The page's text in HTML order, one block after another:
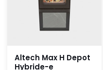
Altech Max H Depot
Hybride-e